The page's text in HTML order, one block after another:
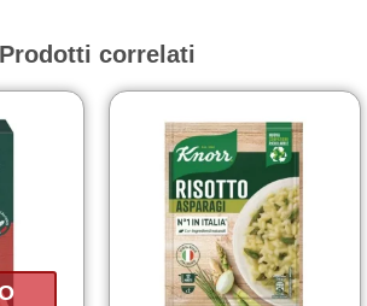
Prodotti correlati